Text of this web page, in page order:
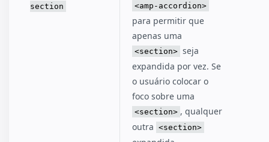
section
<amp-accordion>
para permitir que
apenas uma
<section> seja
expandida por vez. Se
o usuário colocar o
foco sobre uma
<section> , qualquer
outra <section>